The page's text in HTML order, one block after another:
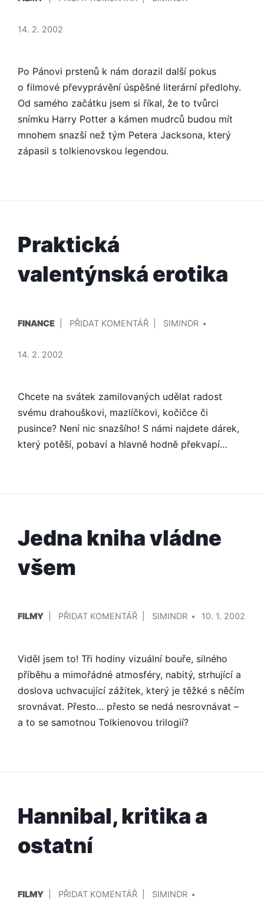
V
PROMÍTÁ
14. 2. 2002
Po Pánovi prstenů k nám dorazil další pokus
o filmové převyprávění úspěšné literární předlohy.
Od samého začátku jsem si říkal, že to tvůrci
snímku Harry Potter a kámen mudrců budou mít
mnohem snazší než tým Petera Jacksona, který
zápasil s tolkienovskou legendou.
Praktická
valentýnská erotika
V
FINANCE PŘIDAT KOMENTÁŘNA
SIMINDR
14. 2. 2002
Chcete na svátek zamilovaných udělat radost
svému drahouškovi, mazlíčkovi, kočičce či
pusince? Není nic snazšího! S námi najdete dárek,
který potěší, pobaví a hlavně hodně překvapí…
Jedna kniha vládne
všem
V
FILMY PŘIDAT KOMENTÁŘNA
VLÁDNE
VŠEM
SIMINDR
10. 1. 2002
Viděl jsem to! Tři hodiny vizuální bouře, silného
příběhu a mimořádné atmosféry, nabitý, strhující a
doslova uchvacující zážitek, který je těžké s něčím
srovnávat. Přesto… přesto se nedá nesrovnávat –
a to se samotnou Tolkienovou trilogií?
Hannibal, kritika a
ostatní
V
FILMY PŘIDAT KOMENTÁŘNA
SIMINDR